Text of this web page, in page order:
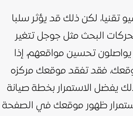
تقنيا، لكن ذلك قد يؤثر سلبا
البحث مثل جوجل تتغير
يواصلون تحسين مواقعهم، إذا
فقد تفقد موقعك مركزه
يفضل الاستمرار بخطة صيانة
ظهور موقعك في الصفحة